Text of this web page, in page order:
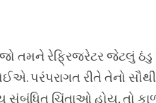
તમને રેફ્રિજરેટર જેટલું ઠંડુ
પરંપરાગત રીતે તેનો